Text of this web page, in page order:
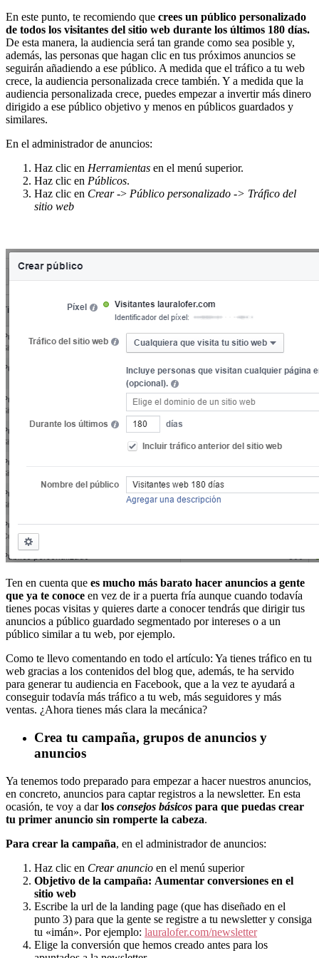
En este punto, te recomiendo que crees un público personalizado
de todos los visitantes del sitio web durante los últimos 180 días.
De esta manera, la audiencia será tan grande como sea posible y,
además, las personas que hagan clic en tus próximos anuncios se
seguirán añadiendo a ese público. A medida que el tráfico a tu web
crece, la audiencia personalizada crece también. Y a medida que la
audiencia personalizada crece, puedes empezar a invertir más dinero
dirigido a ese público objetivo y menos en públicos guardados y
similares.
En el administrador de anuncios:
Haz clic en Herramientas en el menú superior.
Haz clic en Públicos.
Haz clic en Crear-> Público personalizado -> Tráfico del
sitio web
Ten en cuenta que es mucho más barato hacer anuncios a gente
que ya te conoce en vez de ir a puerta fría aunque cuando todavía
tienes pocas visitas y quieres darte a conocer tendrás que dirigir tus
anuncios a público guardado segmentado por intereses o a un
público similar a tu web, por ejemplo.
Como te llevo comentando en todo el artículo: Ya tienes tráfico en tu
web gracias a los contenidos del blog que, además, te ha servido
para generar tu audiencia en Facebook, que a la vez te ayudará a
conseguir todavía más tráfico a tu web, más seguidores y más
ventas. ¿Ahora tienes más clara la mecánica?
Crea tu campaña, grupos de anuncios y
anuncios
Ya tenemos todo preparado para empezar a hacer nuestros anuncios,
en concreto, anuncios para captar registros a la newsletter. En esta
ocasión, te voy a darlos consejos básicos para que puedas crear
tu primer anuncio sin romperte la cabeza.
Para crear la campaña, en el administrador de anuncios:
Haz clic en Crear anuncio en el menú superior
Objetivo de la campaña: Aumentar conversiones en el
sitio web
Escribe la url de la landing page (que has diseñado en el
punto 3) para que la gente se registre a tu newsletter y consiga
tu «imán». Por ejemplo: lauralofer.com/newsletter
Elige la conversión que hemos creado antes para los